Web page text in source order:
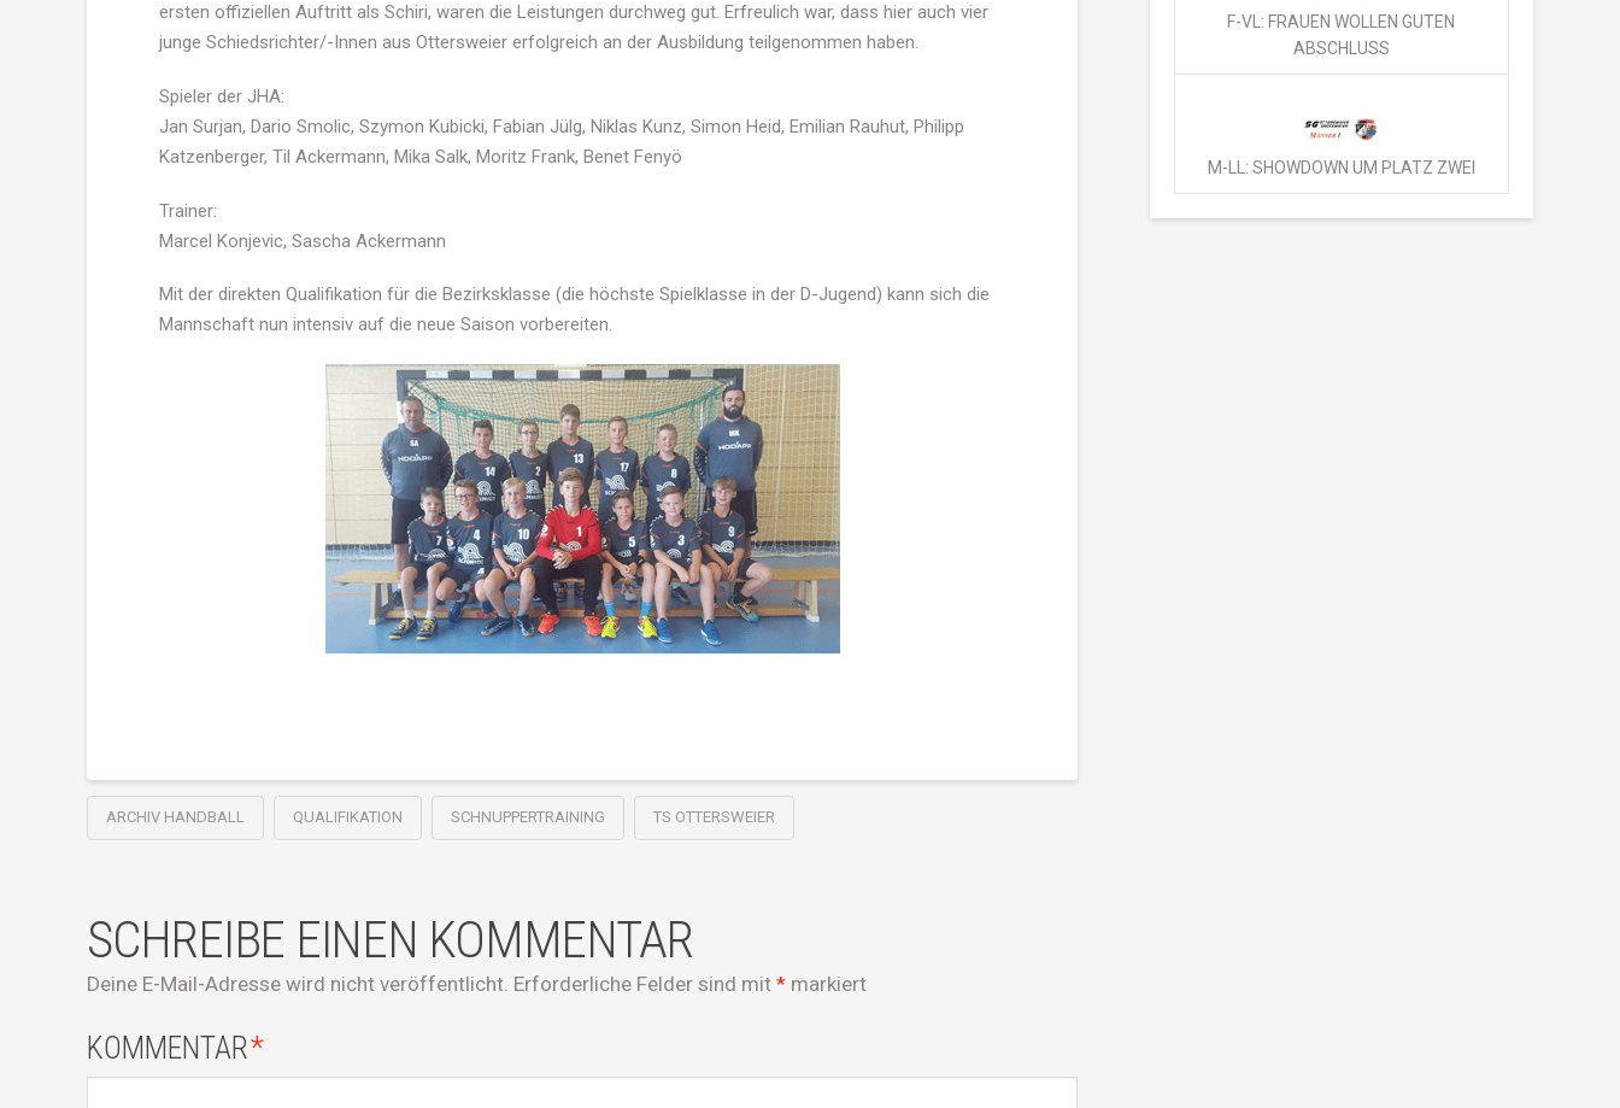
ersten offiziellen Auftritt als Schiri, waren die Leistungen durchweg gut. Erfreulich war, dass hier auch vier
junge Schiedsrichter/-Innen aus Ottersweier erfolgreich an der Ausbildung teilgenommen haben.
Spieler der JHA:
Jan Surjan, Dario Smolic, Szymon Kubicki, Fabian Jülg, Niklas Kunz, Simon Heid, Emilian Rauhut, Philipp
Katzenberger, Til Ackermann, Mika Salk, Moritz Frank, Benet Fenyö
Trainer:
Marcel Konjevic, Sascha Ackermann
Mit der direkten Qualifikation für die Bezirksklasse (die höchste Spielklasse in der D-Jugend) kann sich die
Mannschaft nun intensiv auf die neue Saison vorbereiten.
ARCHIV HANDBALL QUALIFIKATION SCHNUPPERTRAINING TS OTTERSWEIER
SCHREIBE EINEN KOMMENTAR
Deine E-Mail-Adresse wird nicht veröffentlicht. Erforderliche Felder sind mit * markiert
KOMMENTAR*
F-VL: FRAUEN WOLLEN GUTEN
ABSCHLUSS
M-LL: SHOWDOWN UM PLATZ ZWEI